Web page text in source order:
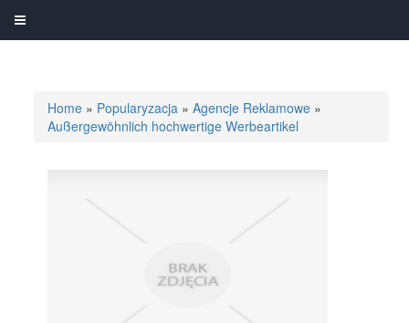
Home » Popularyzacja »Agencje Reklamowe »
Außergewöhnlich hochwertige Werbeartikel